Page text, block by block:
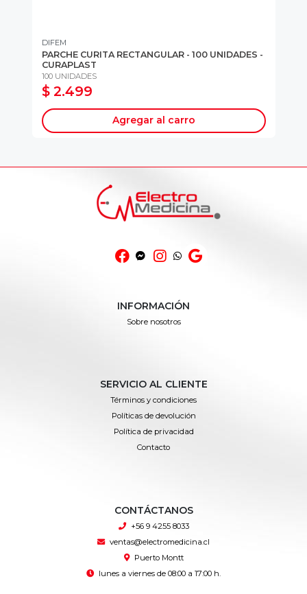
DIFEM
PARCHE CURITA RECTANGULAR - 100 UNIDADES -
CURAPLAST
100 UNIDADES
$ 2.499
Agregar al carro
INFORMACIÓN
Sobre nosotros
SERVICIO AL CLIENTE
Términos y condiciones
Políticas de devolución
Política de privacidad
Contacto
CONTÁCTANOS
+56 9 4255 8033
ventas@electromedicina.cl
Puerto Montt
lunes a viernes de 08:00 a 17:00 h.